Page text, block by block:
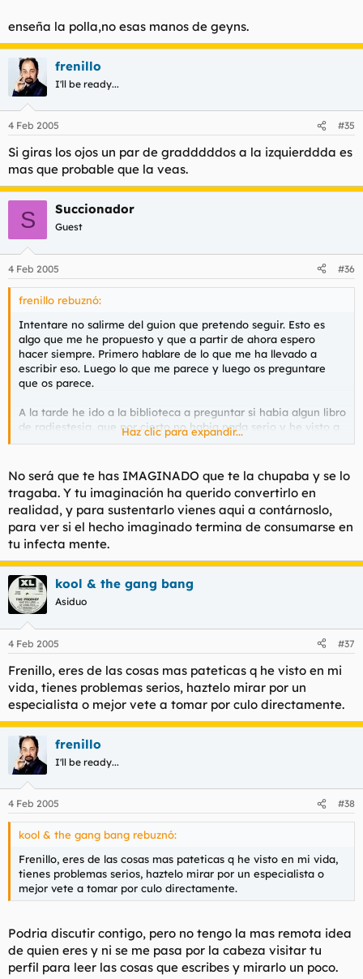
enseña la polla,no esas manos de geyns.
frenillo
I'll be ready...
4 Feb 2005 #35
Si giras los ojos un par de gradddddos a la izquierddda es
mas que probable que la veas.
S Succionador
Guest
4 Feb 2005 #36
frenillo rebuznó:
Intentare no salirme del guion que pretendo seguir. Esto es
algo que me he propuesto y que a partir de ahora espero
hacer siempre. Primero hablare de lo que me ha llevado a
escribir eso. Luego lo que me parece y luego os preguntare
que os parece.
A la tarde he ido a la biblioteca a preguntar si habia algun libro
de radiestesia, que por cierto no habia nada serio y he visto a
la primera tia que me comio la polla y me corri en su boca.
visto me he acordado de la mamada que me hizo.
Nunca he tenido novia y no se lo que se siente. Pero como
ostias alguien que se come la lefa puede luego ir por ahi tan
ancha. Si me dices que se la come a desconocidos, pues
bueno, pero a su novio o marido HIJADEPUTA que asco.
Los que teneis novia o pareja que se come vuestro jugo, que os
parece que lo haga y luego no lo de vergüenza hablaros.
Y otra cosa, supongo que encima luego os dara besitos y cosas
de esas, dios que cerdos
Haz clic para expandir...
No será que te has IMAGINADO que te la chupaba y se lo
tragaba. Y tu imaginación ha querido convertirlo en
realidad, y para sustentarlo vienes aqui a contárnoslo,
para ver si el hecho imaginado termina de consumarse en
tu infecta mente.
kool & the gang bang
Asiduo
4 Feb 2005 #37
Frenillo, eres de las cosas mas pateticas q he visto en mi
vida, tienes problemas serios, haztelo mirar por un
especialista o mejor vete a tomar por culo directamente.
frenillo
I'll be ready...
4 Feb 2005 #38
kool & the gang bang rebuznó:
Frenillo, eres de las cosas mas pateticas q he visto en mi vida,
tienes problemas serios, haztelo mirar por un especialista o
mejor vete a tomar por culo directamente.
Podria discutir contigo, pero no tengo la mas remota idea
de quien eres y ni se me pasa por la cabeza visitar tu
perfil para leer las cosas que escribes y mirarlo un poco.